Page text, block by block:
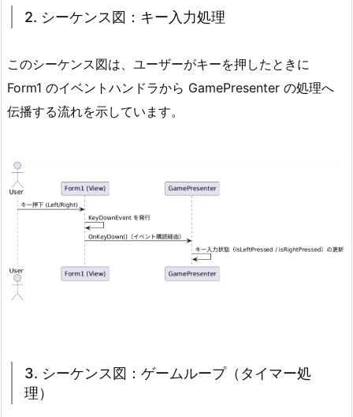
2. シーケンス図：キー入力処理
このシーケンス図は、ユーザーがキーを押したときに
Form1 のイベントハンドラから GamePresenter の処理へ
伝播する流れを示しています。
3. シーケンス図：ゲームループ（タイマー処
理）